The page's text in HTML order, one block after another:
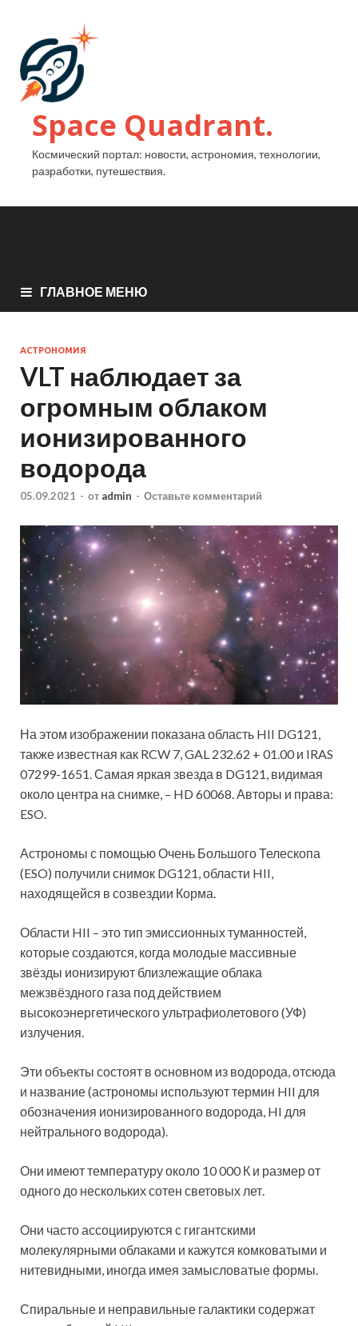
Space Quadrant.
Космический портал: новости, астрономия, технологии,
разработки, путешествия.
ГЛАВНОЕ МЕНЮ
АСТРОНОМИЯ
VLT наблюдает за
огромным облаком
ионизированного
водорода
05.09.2021 - от admin - Оставьте комментарий
На этом изображении показана область HII DG121,
также известная как RCW 7, GAL 232.62 + 01.00 и IRAS
07299-1651. Самая яркая звезда в DG121, видимая
около центра на снимке, – HD 60068. Авторы и права:
ESO.
Астрономы с помощью Очень Большого Телескопа
(ESO) получили снимок DG121, области HII,
находящейся в созвездии Корма.
Области HII – это тип эмиссионных туманностей,
которые создаются, когда молодые массивные
звёзды ионизируют близлежащие облака
межзвёздного газа под действием
высокоэнергетического ультрафиолетового (УФ)
излучения.
Эти объекты состоят в основном из водорода, отсюда
и название (астрономы используют термин HII для
обозначения ионизированного водорода, HI для
нейтрального водорода).
Они имеют температуру около 10 000 К и размер от
одного до нескольких сотен световых лет.
Они часто ассоциируются с гигантскими
молекулярными облаками и кажутся комковатыми и
нитевидными, иногда имея замысловатые формы.
Спиральные и неправильные галактики содержат